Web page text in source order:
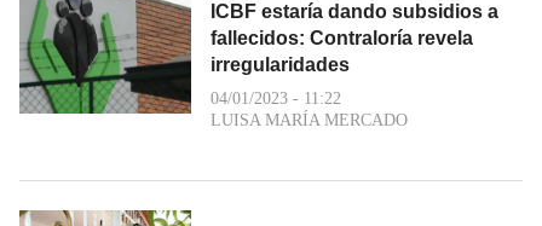
ICBF estaría dando subsidios a
fallecidos: Contraloría revela
irregularidades
04/01/2023 - 11:22
LUISA MARÍA MERCADO